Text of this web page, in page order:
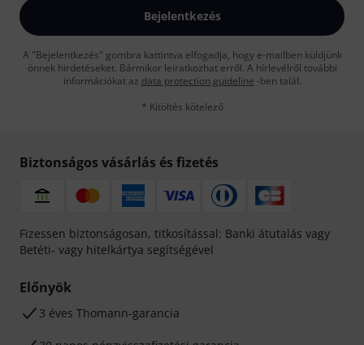
Bejelentkezés
A "Bejelentkezés" gombra kattintva elfogadja, hogy e-mailben küldjünk
önnek hirdetéseket. Bármikor leiratkozhat erről. A hírlevélről további
információkat az data protection guideline -ben talál.
* Kitöltés kötelező
Biztonságos vásárlás és fizetés
Fizessen biztonságosan, titkosítással: Banki átutalás vagy
Betéti- vagy hitelkártya segítségével
Előnyök
3 éves Thomann-garancia